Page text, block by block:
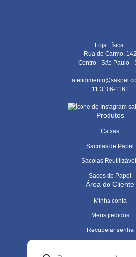
Loja Física:
Rua do Carmo, 142
Centro - São Paulo -
11 3106-1161
Produtos
Caixas
Sacolas de Papel
Sacolas
Sacos de Papel
Área do Cliente
Minha conta
Meus pedidos
Recuperar senha
produtos